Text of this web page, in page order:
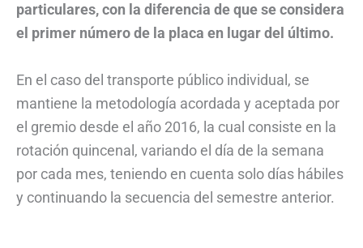
particulares, con la diferencia de que se considera
el primer número de la placa en lugar del último.
En el caso del transporte público individual, se
mantiene la metodología acordada y aceptada por
el gremio desde el año 2016, la cual consiste en la
rotación quincenal, variando el día de la semana
por cada mes, teniendo en cuenta solo días hábiles
y continuando la secuencia del semestre anterior.